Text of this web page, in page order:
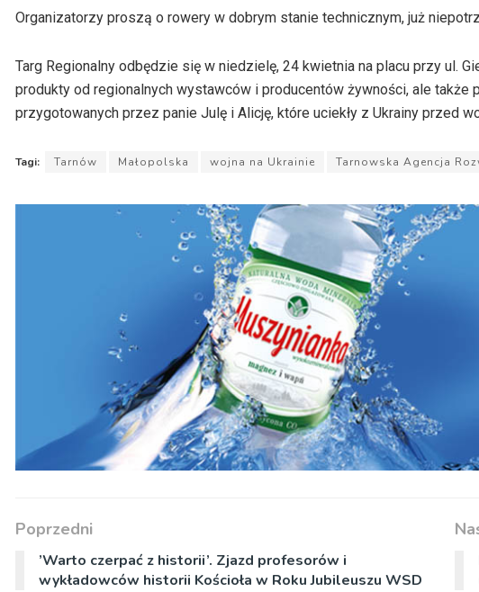
Organizatorzy proszą o rowery w dobrym stanie technicznym, już
Targ Regionalny odbędzie się w niedzielę, 24 kwietnia na placu przy ul.
produkty od regionalnych wystawców i producentów żywności, ale
przygotowanych przez panie Julę i Alicję, które uciekły z Ukrainy przed
Tagi: Tarnów Małopolska wojna na Ukrainie Tarnowska Agencja
Poprzedni
’Warto czerpać z historii’. Zjazd profesorów i
wykładowców historii Kościoła w Roku Jubileuszu WSD